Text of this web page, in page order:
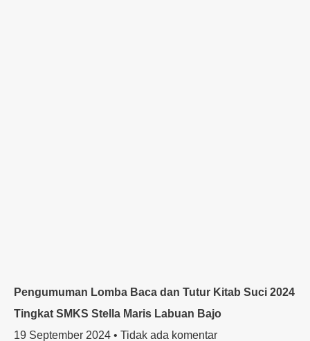
Pengumuman Lomba Baca dan Tutur Kitab Suci 2024
Tingkat SMKS Stella Maris Labuan Bajo
19 September 2024
Tidak ada komentar